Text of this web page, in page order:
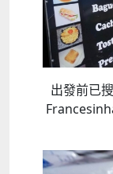
出發前已